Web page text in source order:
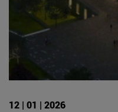
12 | 01 | 2026